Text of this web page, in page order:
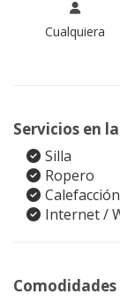
Cualquiera
Servicios en
Silla
Ropero
Calefacción
Internet /